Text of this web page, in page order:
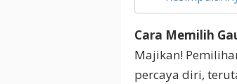
Cara Memilih
Majikan!
percaya diri,